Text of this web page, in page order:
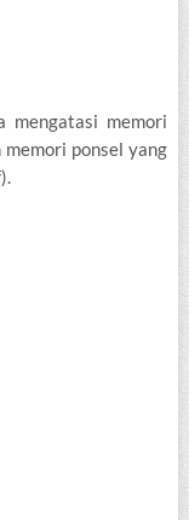
mengatasi memori
ponsel yang